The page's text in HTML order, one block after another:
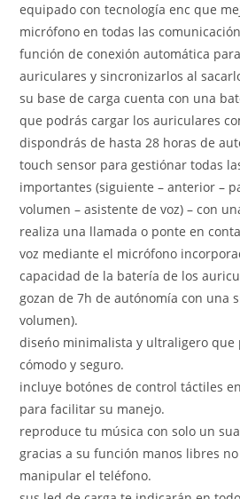
equipado con tecnología enc que
micrófono en todas las
función de conexión automática
auriculares y sincronizarlos al
su base de carga cuenta con una
que podrás cargar los auriculares
dispondrás de hasta 28 horas de
touch sensor para gestiónar todas
importantes (siguiente – anterior –
volumen – asistente de voz) – con
realiza una llamada o ponte en
voz mediante el micrófono
capacidad de la batería de los
gozan de 7h de autónomía con una
volumen).
diseńo minimalista y ultraligero que
cómodo y seguro.
incluye botónes de control táctiles
para facilitar su manejo.
reproduce tu música con solo un
gracias a su función manos libres
manipular el teléfono.